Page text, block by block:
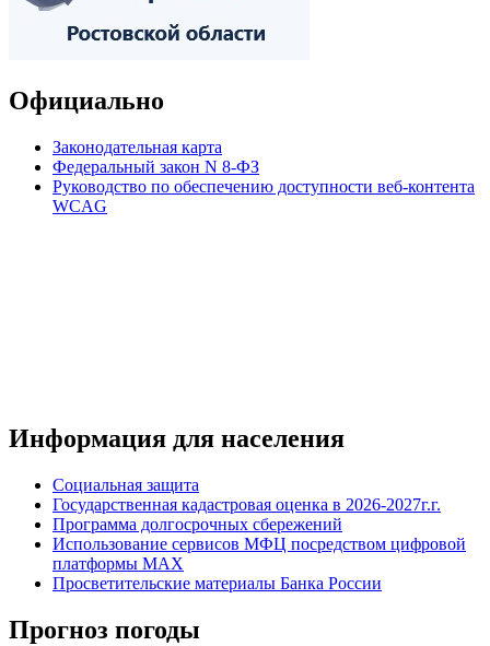
Официально
Законодательная карта
Федеральный закон N 8-ФЗ
Руководство по обеспечению доступности веб-контента
WCAG
Информация для населения
Социальная защита
Государственная кадастровая оценка в 2026-2027г.г.
Программа долгосрочных сбережений
Использование сервисов МФЦ посредством цифровой
платформы MAX
Просветительские материалы Банка России
Прогноз погоды